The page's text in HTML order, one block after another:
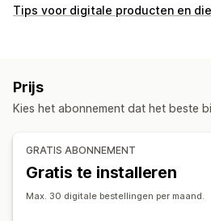
Producttypes
Downloads beheren
E-mailbezorging
Bulkupload
Downloadlimieten Ongelimiteerde
SMTP
Extern gehost Aangepaste
Bestandsbeveiliging
Tips voor digitale producten en
Prijs
Kies het abonnement dat het beste
GRATIS ABONNEMENT
Gratis te installeren
Max. 30 digitale bestellingen per maand.